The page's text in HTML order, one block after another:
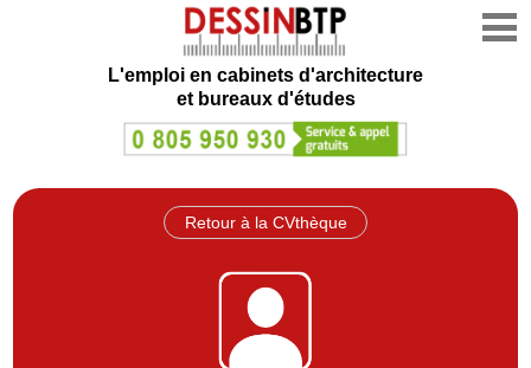
L'emploi en cabinets d'architecture
et bureaux d'études
Retour à la CVthèque